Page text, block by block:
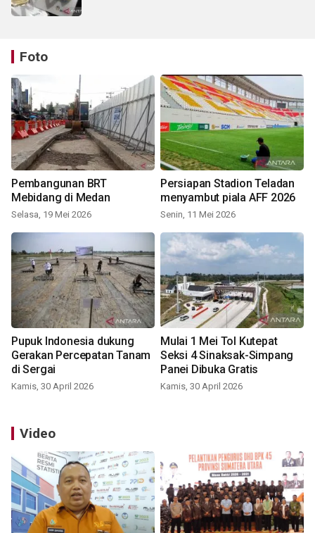
Foto
Pembangunan BRT
Mebidang di Medan
Selasa, 19 Mei 2026
Persiapan Stadion Teladan
menyambut piala AFF 2026
Senin, 11 Mei 2026
Pupuk Indonesia dukung
Gerakan Percepatan Tanam
di Sergai
Kamis, 30 April 2026
Mulai 1 Mei Tol Kutepat
Seksi 4 Sinaksak-Simpang
Panei Dibuka Gratis
Kamis, 30 April 2026
Video